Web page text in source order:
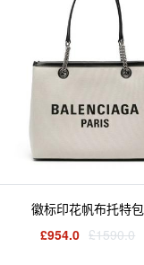
徽标印花帆布托特包
£954.0 £1590.0